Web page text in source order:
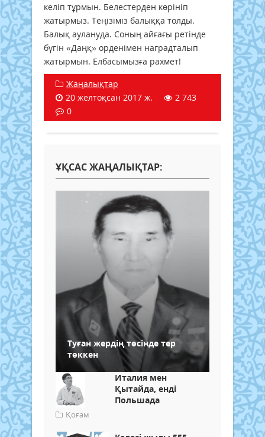
келіп тұрмын. Белестерден көрініп
жатырмыз. Теңізіміз балыққа толды.
Балық аулануда. Соның айғағы ретінде
бүгін «Даңқ» орденімен наградталып
жатырмын. Елбасымызға рахмет!
Жаңалықтар
20 желтоқсан 2017 ж.
2 743
0
ҰҚСАС ЖАҢАЛЫҚТАР:
Туған жердің төсінде тер
төккен
Италия мен
Қытайда, енді
Польшада
Қоғам